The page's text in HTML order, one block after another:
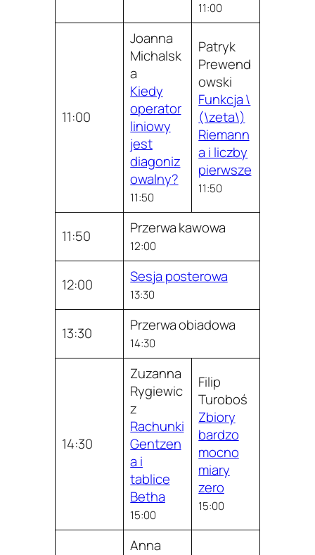
11:00
11:00
Joanna
Michalsk
a
Kiedy
operator
liniowy
jest
diagoniz
owalny?
11:50
Patryk
Prewend
owski
Funkcja \
(\zeta\)
Riemann
a i liczby
pierwsze
11:50
11:50 Przerwa kawowa
12:00
12:00 Sesja posterowa
13:30
13:30 Przerwa obiadowa
14:30
14:30
Zuzanna
Rygiewic
z
Rachunki
Gentzen
a i
tablice
Betha
15:00
Filip
Turoboś
Zbiory
bardzo
mocno
miary
zero
15:00
Anna